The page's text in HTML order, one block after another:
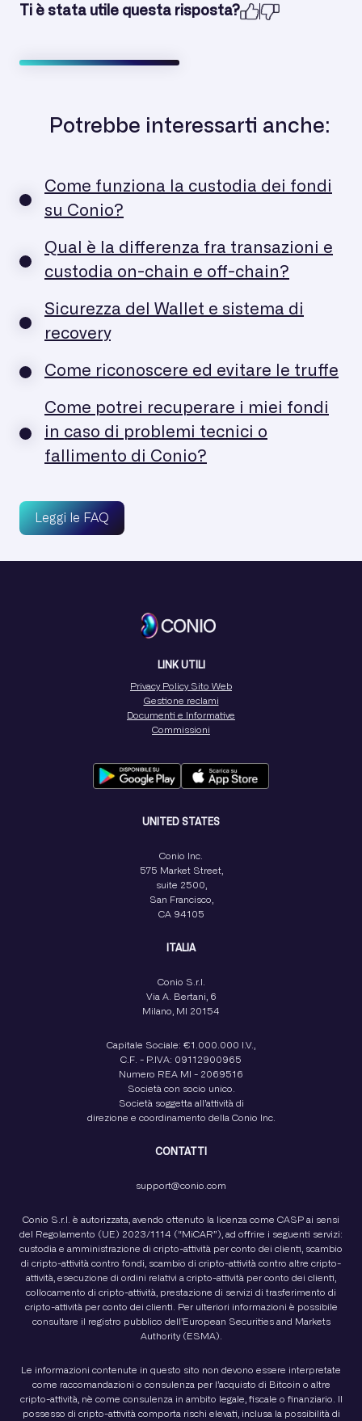
Ti è stata utile questa risposta?
Potrebbe interessarti anche:
Come funziona la custodia dei fondi
su Conio?
Qual è la differenza fra transazioni e
custodia on-chain e off-chain?
Sicurezza del Wallet e sistema di
recovery
Come riconoscere ed evitare le truffe
Come potrei recuperare i miei fondi
in caso di problemi tecnici o
fallimento di Conio?
Leggi le FAQ
LINK UTILI
Privacy Policy Sito Web
Gestione reclami
Documenti e Informative
Commissioni
UNITED STATES
Conio Inc.
575 Market Street,
suite 2500,
San Francisco,
CA 94105
ITALIA
Conio S.r.l.
Via A. Bertani, 6
Milano, MI 20154
Capitale Sociale: €1.000.000 I.V.,
C.F. - P.IVA: 09112900965
Numero REA MI - 2069516
Società con socio unico.
Società soggetta all’attività di
direzione e coordinamento della Conio Inc.
CONTATTI
support@conio.com
Conio S.r.l. è autorizzata, avendo ottenuto la licenza come CASP ai sensi
del Regolamento (UE) 2023/1114 (“MiCAR”), ad offrire i seguenti servizi:
custodia e amministrazione di cripto-attività per conto dei clienti, scambio
di cripto-attività contro fondi, scambio di cripto-attività contro altre cripto-
attività, esecuzione di ordini relativi a cripto-attività per conto dei clienti,
collocamento di cripto-attività, prestazione di servizi di trasferimento di
cripto-attività per conto dei clienti. Per ulteriori informazioni è possibile
consultare il registro pubblico dell’European Securities and Markets
Authority (ESMA).
Le informazioni contenute in questo sito non devono essere interpretate
come raccomandazioni o consulenza per l’acquisto di Bitcoin o altre
cripto-attività, nè come consulenza in ambito legale, fiscale o finanziario. Il
possesso di cripto-attività comporta rischi elevati, inclusa la possibilità di